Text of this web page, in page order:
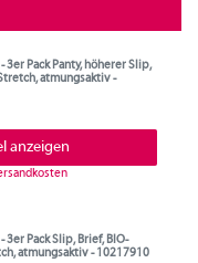
3er Pack Panty, höherer Slip,
atmungsaktiv -
anzeigen
3er Pack Slip, Brief, BIO-
atmungsaktiv - 10217910